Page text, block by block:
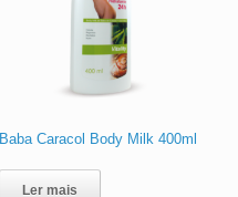
Baba Caracol Body Milk 400ml
Ler mais